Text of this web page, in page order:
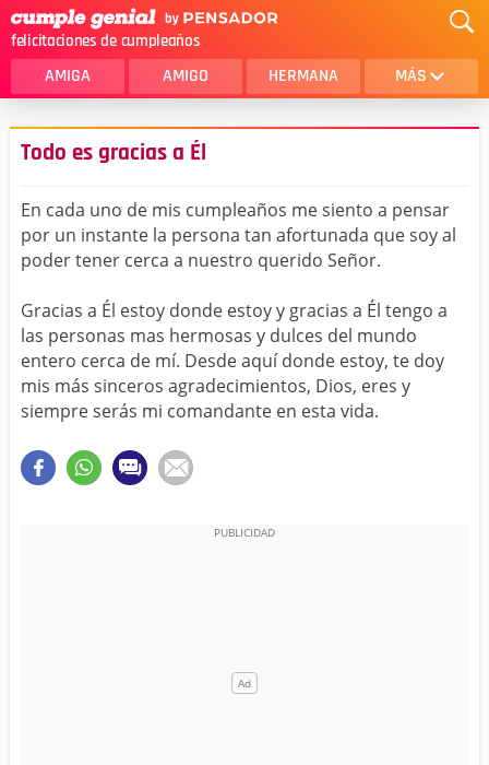
felicitaciones de cumpleaños
AMIGA AMIGO HERMANA MÁS
MAMA
AMOR
SOBRINA
HIJA
HERMANO
HIJO
NOVIA
ESPOSO
PAPA
HOMBRE
TIA
CUÑADA
TODAS LAS CATEGORÍAS
Todo es gracias a Él
En cada uno de mis cumpleaños me siento a pensar
por un instante la persona tan afortunada que soy al
poder tener cerca a nuestro querido Señor.
Gracias a Él estoy donde estoy y gracias a Él tengo a
las personas mas hermosas y dulces del mundo
entero cerca de mí. Desde aquí donde estoy, te doy
mis más sinceros agradecimientos, Dios, eres y
siempre serás mi comandante en esta vida.